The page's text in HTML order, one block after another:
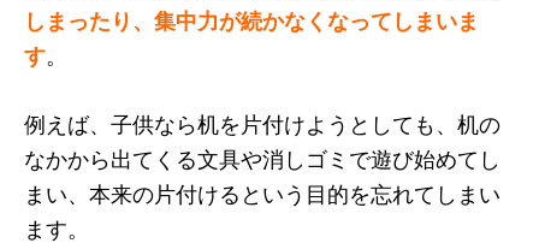
しまったり、集中力が続かなくなってしまいま
す。
例えば、子供なら机を片付けようとしても、机の
なかから出てくる文具や消しゴミで遊び始めてし
まい、本来の片付けるという目的を忘れてしまい
ます。